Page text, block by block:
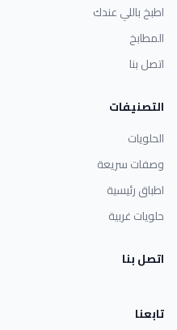
اطبخ باللي عندك
المطابخ
اتصل بنا
التصنيفات
الحلويات
وصفات سريعة
اطباق رئيسية
حلويات غربية
اتصل بنا
تابعنا